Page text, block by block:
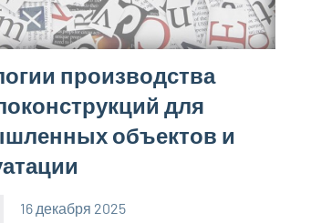
производства
для
объектов и
16 декабря 2025